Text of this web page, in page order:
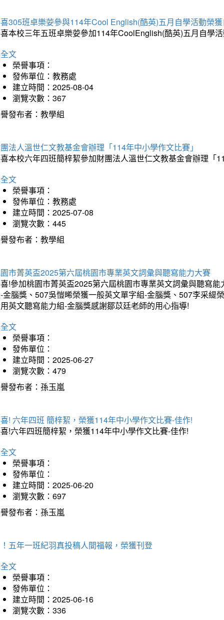
305班卓樂荌參與114年Cool English(酷英)五月自學活動榮
本校三年五班卓樂荌參加114年CoolEnglish(酷英)五月自學
文
榮譽事項：
發佈單位：教務處
建立時間：2025-08-04
瀏覽次數：367
發布者：教學組
法人溫世仁文教基金會辦理「114年中小學作文比賽」
本校六年四班簡梓絜參加財團法人溫世仁文教基金會辦理「
文
榮譽事項：
發佈單位：教務處
建立時間：2025-07-08
瀏覽次數：445
發布者：教學組
市菁英盃2025第六屆桃園市專業英文詞彙與聽寫能力大賽
!參加桃園市菁英盃2025第六屆桃園市專業英文詞彙與聽寫
金腦獎、507吳愷晞榮獲一般英文單字組-金腦獎、507李采緹
英文聽寫能力組-金腦獎感謝鄒苡廷老師的用心指導!
文
榮譽事項：
發佈單位：
建立時間：2025-06-27
瀏覽次數：479
發布者：孫玉嵐
! 六年四班 簡梓絜，榮獲114年中小學作文比賽-佳作!
!六年四班簡梓絜，榮獲114年中小學作文比賽-佳作!
文
榮譽事項：
發佈單位：
建立時間：2025-06-20
瀏覽次數：697
發布者：孫玉嵐
五年一班紀羽真投稿人間福報，榮獲刊登
文
榮譽事項：
發佈單位：
建立時間：2025-06-16
瀏覽次數：336